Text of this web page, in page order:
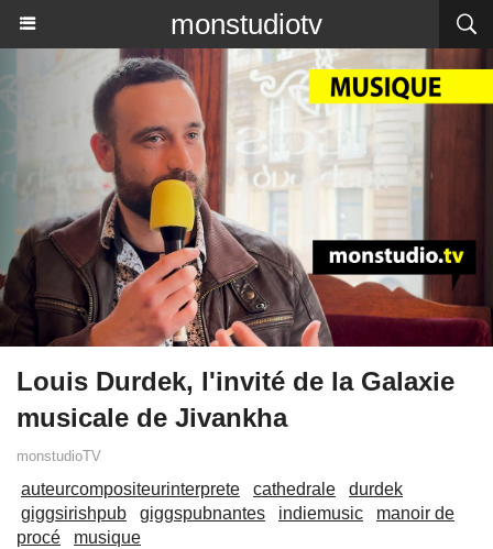
monstudiotv
Louis Durdek, l'invité de la Galaxie
musicale de Jivankha
monstudioTV
auteurcompositeurinterprete cathedrale
durdek
giggsirishpub
giggspubnantes indiemusic
manoir de
procé
musique